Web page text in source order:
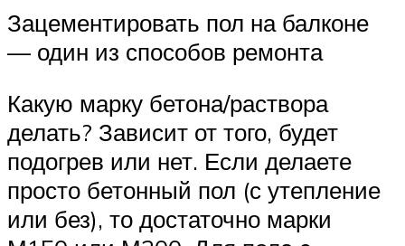
Зацементировать пол на балконе
— один из способов ремонта
Какую марку бетона/раствора
делать? Зависит от того, будет
подогрев или нет. Если делаете
просто бетонный пол (с утепление
или без), то достаточно марки